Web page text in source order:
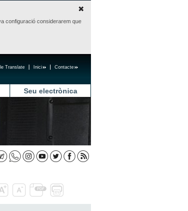
configuració considerarem que
Contacte
Inici
Translate
Seu electrònica